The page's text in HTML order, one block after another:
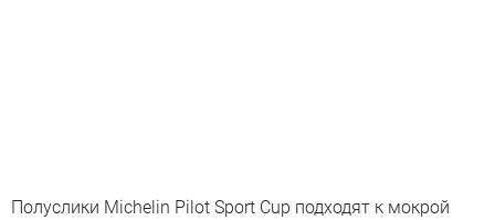
Полуслики Michelin Pilot Sport Cup подходят к мокрой